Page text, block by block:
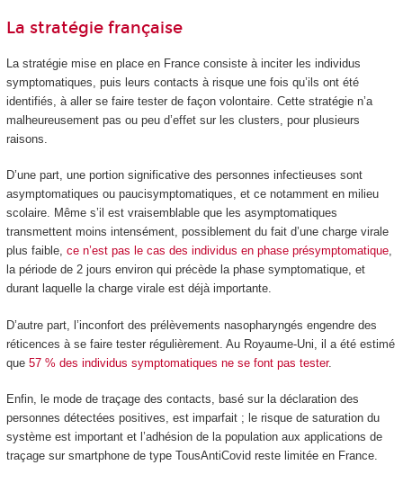
La stratégie française
La stratégie mise en place en France consiste à inciter les individus
symptomatiques, puis leurs contacts à risque une fois qu’ils ont été
identifiés, à aller se faire tester de façon volontaire. Cette stratégie n’a
malheureusement pas ou peu d’effet sur les clusters, pour plusieurs
raisons.
D’une part, une portion significative des personnes infectieuses sont
asymptomatiques ou paucisymptomatiques, et ce notamment en milieu
scolaire. Même s’il est vraisemblable que les asymptomatiques
transmettent moins intensément, possiblement du fait d’une charge virale
plus faible, ce n’est pas le cas des individus en phase présymptomatique,
la période de 2 jours environ qui précède la phase symptomatique, et
durant laquelle la charge virale est déjà importante.
D’autre part, l’inconfort des prélèvements nasopharyngés engendre des
réticences à se faire tester régulièrement. Au Royaume-Uni, il a été estimé
que 57 % des individus symptomatiques ne se font pas tester.
Enfin, le mode de traçage des contacts, basé sur la déclaration des
personnes détectées positives, est imparfait ; le risque de saturation du
système est important et l’adhésion de la population aux applications de
traçage sur smartphone de type TousAntiCovid reste limitée en France.